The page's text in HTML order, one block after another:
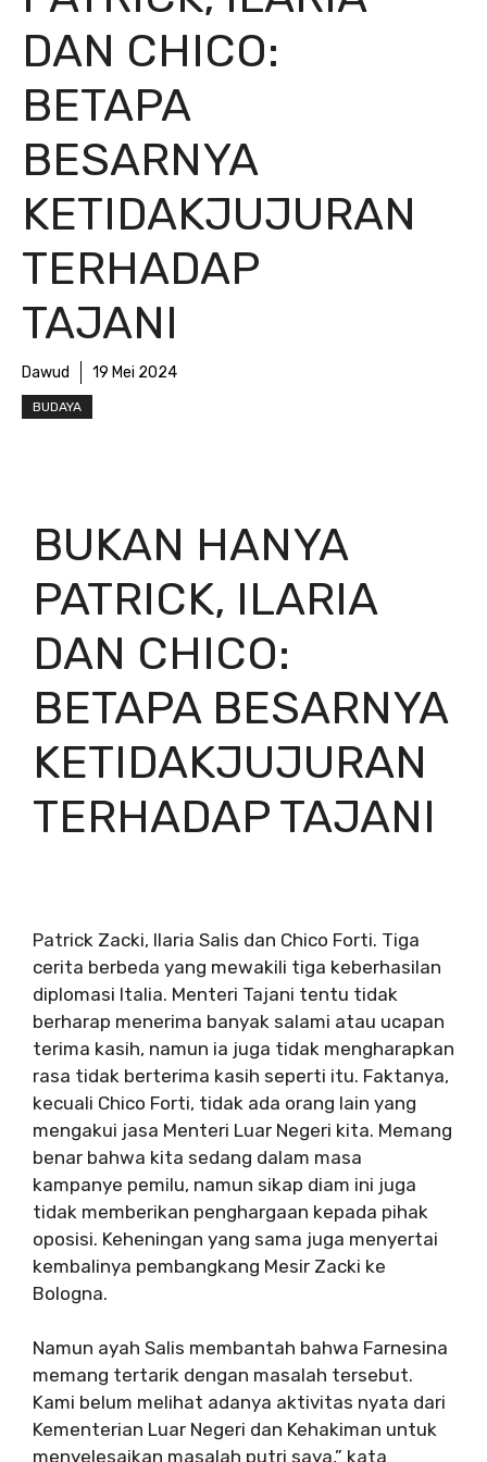
DAN CHICO:
BETAPA
BESARNYA
KETIDAKJUJURAN
TERHADAP
TAJANI
Dawud 19 Mei 2024
BUDAYA
BUKAN HANYA
PATRICK, ILARIA
DAN CHICO:
BETAPA BESARNYA
KETIDAKJUJURAN
TERHADAP TAJANI
Patrick Zacki, Ilaria Salis dan Chico Forti. Tiga
cerita berbeda yang mewakili tiga keberhasilan
diplomasi Italia. Menteri Tajani tentu tidak
berharap menerima banyak salami atau ucapan
terima kasih, namun ia juga tidak mengharapkan
rasa tidak berterima kasih seperti itu. Faktanya,
kecuali Chico Forti, tidak ada orang lain yang
mengakui jasa Menteri Luar Negeri kita. Memang
benar bahwa kita sedang dalam masa
kampanye pemilu, namun sikap diam ini juga
tidak memberikan penghargaan kepada pihak
oposisi. Keheningan yang sama juga menyertai
kembalinya pembangkang Mesir Zacki ke
Bologna.
Namun ayah Salis membantah bahwa Farnesina
memang tertarik dengan masalah tersebut.
Kami belum melihat adanya aktivitas nyata dari
Kementerian Luar Negeri dan Kehakiman untuk
menyelesaikan masalah putri saya,” kata